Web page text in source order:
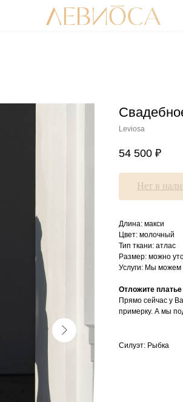
Leviosa
54 500 ₽
Нет в
Длина: макси
Цвет: молочный
Тип ткани: атлас
Размер: можно
Услуги: Мы можем
Отложите
Прямо сейчас у
примерку. А мы
Силуэт: Рыбка